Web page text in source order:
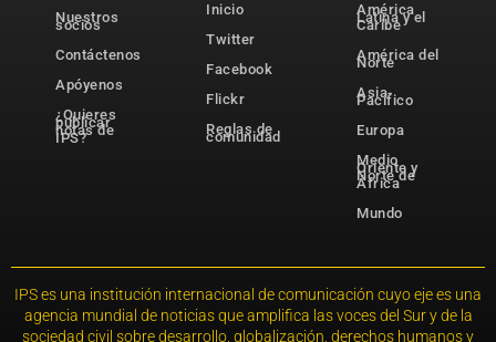
Nuestros
socios
Contáctenos
Apóyenos
¿Quieres
publicar
notas de
IPS?
Inicio
Twitter
Facebook
Flickr
Reglas de
comunidad
América
Latina y el
Caribe
América del
Norte
Asia-
Pacífico
Europa
Medio
Oriente y
Norte de
África
Mundo
IPS es una institución internacional de comunicación cuyo eje es una
agencia mundial de noticias que amplifica las voces del Sur y de la
sociedad civil sobre desarrollo, globalización, derechos humanos y